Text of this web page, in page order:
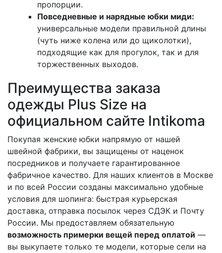
пропорции.
Повседневные и нарядные юбки миди:
универсальные модели правильной длины
(чуть ниже колена или до щиколотки),
подходящие как для прогулок, так и для
торжественных выходов.
Преимущества заказа
одежды Plus Size на
официальном сайте Intikoma
Покупая женские юбки напрямую от нашей
швейной фабрики, вы защищены от наценок
посредников и получаете гарантированное
фабричное качество. Для наших клиентов в Москве
и по всей России созданы максимально удобные
условия для шопинга: быстрая курьерская
доставка, отправка посылок через СДЭК и Почту
России. Мы предоставляем обязательную
возможность примерки вещей перед оплатой —
вы выкупаете только те модели, которые сели на